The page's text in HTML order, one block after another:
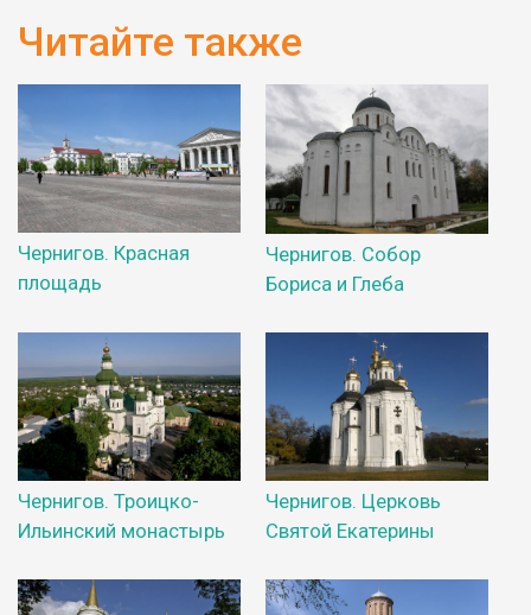
Читайте также
Чернигов. Красная
площадь
Чернигов. Собор
Бориса и Глеба
Чернигов. Троицко-
Ильинский монастырь
Чернигов. Церковь
Святой Екатерины